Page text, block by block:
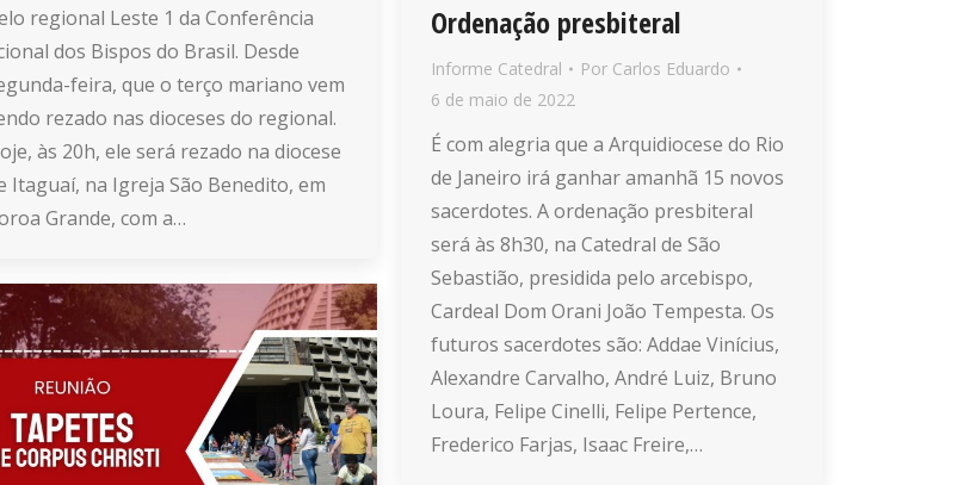
regional Leste 1 da Conferência
dos Bispos do Brasil. Desde
feira, que o terço mariano vem
rezado nas dioceses do regional.
às 20h, ele será rezado na diocese
Itaguaí, na Igreja São Benedito, em
Grande, com a…
Ordenação presbiteral
Informe Catedral Por Carlos Eduardo
6 de maio de 2022
É com alegria que a Arquidiocese do Rio
de Janeiro irá ganhar amanhã 15 novos
sacerdotes. A ordenação presbiteral
será às 8h30, na Catedral de São
Sebastião, presidida pelo arcebispo,
Cardeal Dom Orani João Tempesta. Os
futuros sacerdotes são: Addae Vinícius,
Alexandre Carvalho, André Luiz, Bruno
Loura, Felipe Cinelli, Felipe Pertence,
Frederico Farjas, Isaac Freire,…